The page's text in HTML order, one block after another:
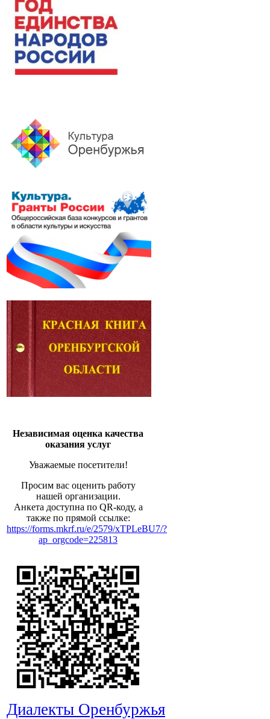
Независимая оценка качества
оказания услуг
Уважаемые посетители!
Просим вас оценить работу
нашей организации.
Анкета доступна по QR-коду, а
также по прямой ссылке:
https://forms.mkrf.ru/e/2579/xTPLeBU7/?
ap_orgcode=225813
Диалекты Оренбуржья